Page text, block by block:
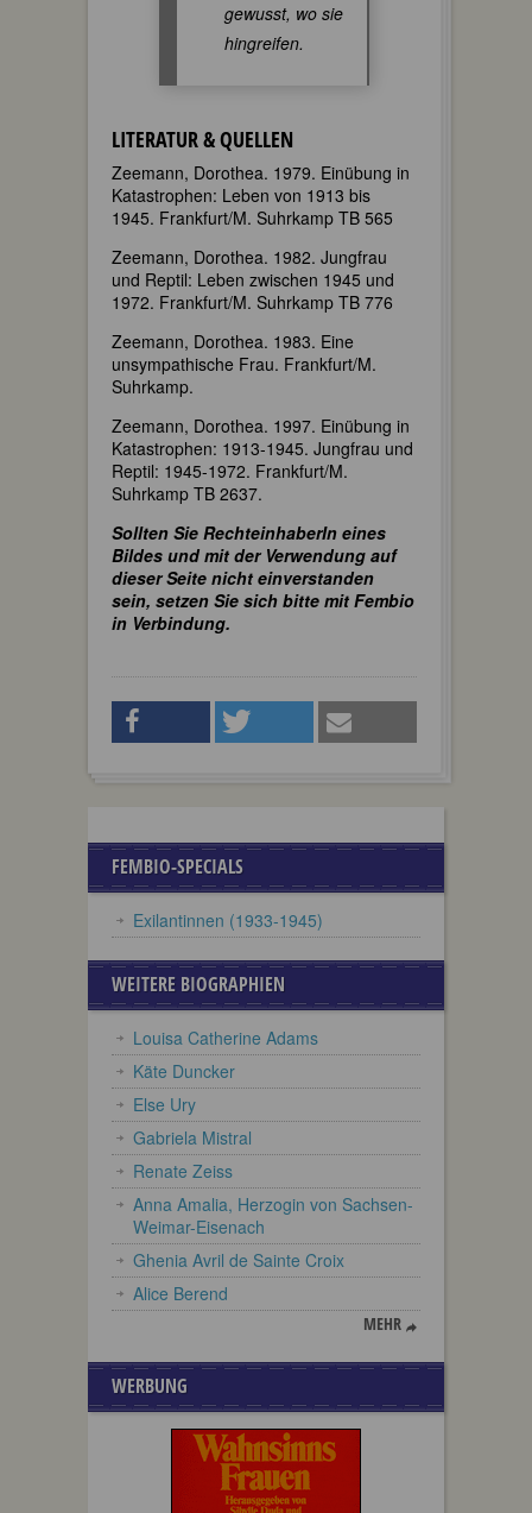
gewusst, wo sie
hingreifen.
LITERATUR & QUELLEN
Zeemann, Dorothea. 1979. Einübung in
Katastrophen: Leben von 1913 bis
1945. Frankfurt/M. Suhrkamp TB 565
Zeemann, Dorothea. 1982. Jungfrau
und Reptil: Leben zwischen 1945 und
1972. Frankfurt/M. Suhrkamp TB 776
Zeemann, Dorothea. 1983. Eine
unsympathische Frau. Frankfurt/M.
Suhrkamp.
Zeemann, Dorothea. 1997. Einübung in
Katastrophen: 1913-1945. Jungfrau und
Reptil: 1945-1972. Frankfurt/M.
Suhrkamp TB 2637.
Sollten Sie RechteinhaberIn eines
Bildes und mit der Verwendung auf
dieser Seite nicht einverstanden
sein, setzen Sie sich bitte mit Fembio
in Verbindung.
FEMBIO-SPECIALS
Exilantinnen (1933-1945)
WEITERE BIOGRAPHIEN
Louisa Catherine Adams
Käte Duncker
Else Ury
Gabriela Mistral
Renate Zeiss
Anna Amalia, Herzogin von Sachsen-
Weimar-Eisenach
Ghenia Avril de Sainte Croix
Alice Berend
MEHR
WERBUNG